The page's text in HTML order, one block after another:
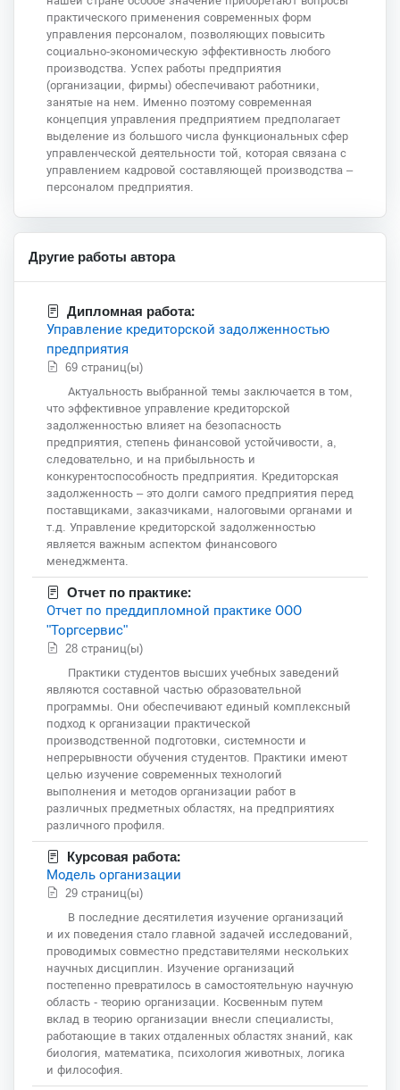
практического применения современных форм
управления персоналом, позволяющих повысить
социально-экономическую эффективность любого
производства. Успех работы предприятия
(организации, фирмы) обеспечивают работники,
занятые на нем. Именно поэтому современная
концепция управления предприятием предполагает
выделение из большого числа функциональных сфер
управленческой деятельности той, которая связана с
управлением кадровой составляющей производства –
персоналом предприятия.
Другие работы автора
Дипломная работа:
Управление кредиторской задолженностью
предприятия
69 страниц(ы)
Актуальность выбранной темы заключается в том,
что эффективное управление кредиторской
задолженностью влияет на безопасность
предприятия, степень финансовой устойчивости, а,
следовательно, и на прибыльность и
конкурентоспособность предприятия. Кредиторская
задолженность – это долги самого предприятия перед
поставщиками, заказчиками, налоговыми органами и
т.д. Управление кредиторской задолженностью
является важным аспектом финансового
менеджмента.
Отчет по практике:
Отчет по преддипломной практике ООО
"Торгсервис"
28 страниц(ы)
Практики студентов высших учебных заведений
являются составной частью образовательной
программы. Они обеспечивают единый комплексный
подход к организации практической
производственной подготовки, системности и
непрерывности обучения студентов. Практики имеют
целью изучение современных технологий
выполнения и методов организации работ в
различных предметных областях, на предприятиях
различного профиля.
Курсовая работа:
Модель организации
29 страниц(ы)
В последние десятилетия изучение организаций
и их поведения стало главной задачей исследований,
проводимых совместно представителями нескольких
научных дисциплин. Изучение организаций
постепенно превратилось в самостоятельную научную
область - теорию организации. Косвенным путем
вклад в теорию организации внесли специалисты,
работающие в таких отдаленных областях знаний, как
биология, математика, психология животных, логика
и философия.